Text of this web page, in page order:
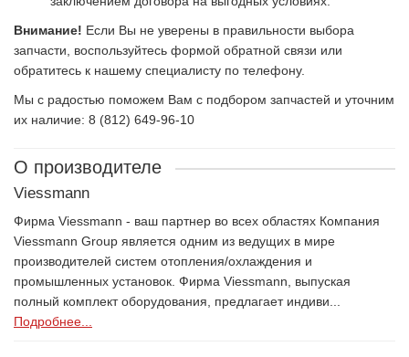
Внимание! Если Вы не уверены в правильности выбора
запчасти, воспользуйтесь формой обратной связи или
обратитесь к нашему специалисту по телефону.
Мы с радостью поможем Вам с подбором запчастей и уточним
их наличие: 8 (812) 649-96-10
О производителе
Viessmann
Фирма Viessmann - ваш партнер во всех областях Компания
Viessmann Group является одним из ведущих в мире
производителей систем отопления/охлаждения и
промышленных установок. Фирма Viessmann, выпуская
полный комплект оборудования, предлагает индиви...
Подробнее...